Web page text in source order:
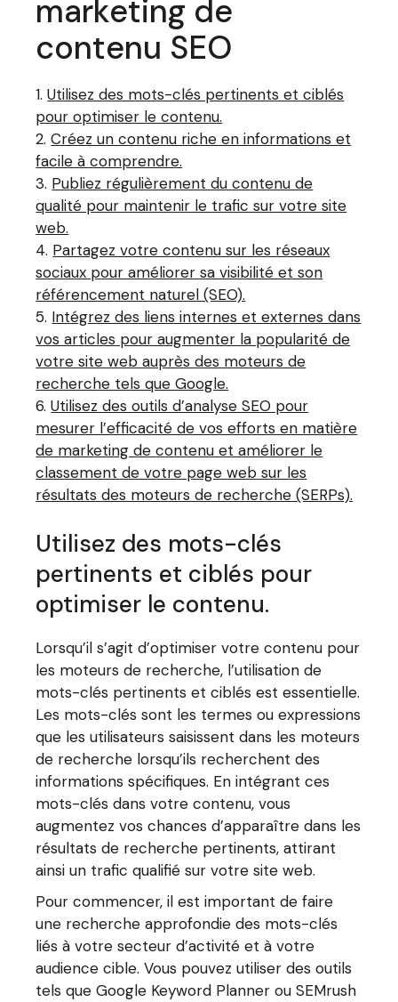
marketing de
contenu SEO
Utilisez des mots-clés pertinents et ciblés
pour optimiser le contenu.
Créez un contenu riche en informations et
facile à comprendre.
Publiez régulièrement du contenu de
qualité pour maintenir le trafic sur votre site
web.
Partagez votre contenu sur les réseaux
sociaux pour améliorer sa visibilité et son
référencement naturel (SEO).
Intégrez des liens internes et externes dans
vos articles pour augmenter la popularité de
votre site web auprès des moteurs de
recherche tels que Google.
Utilisez des outils d’analyse SEO pour
mesurer l’efficacité de vos efforts en matière
de marketing de contenu et améliorer le
classement de votre page web sur les
résultats des moteurs de recherche (SERPs).
Utilisez des mots-clés
pertinents et ciblés pour
optimiser le contenu.
Lorsqu’il s’agit d’optimiser votre contenu pour
les moteurs de recherche, l’utilisation de
mots-clés pertinents et ciblés est essentielle.
Les mots-clés sont les termes ou expressions
que les utilisateurs saisissent dans les moteurs
de recherche lorsqu’ils recherchent des
informations spécifiques. En intégrant ces
mots-clés dans votre contenu, vous
augmentez vos chances d’apparaître dans les
résultats de recherche pertinents, attirant
ainsi un trafic qualifié sur votre site web.
Pour commencer, il est important de faire
une recherche approfondie des mots-clés
liés à votre secteur d’activité et à votre
audience cible. Vous pouvez utiliser des outils
tels que Google Keyword Planner ou SEMrush